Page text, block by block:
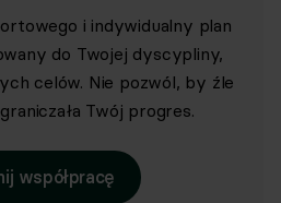
i indywidualny plan
do Twojej dyscypliny,
celów. Nie pozwól, by źle
Twój progres.
współpracę